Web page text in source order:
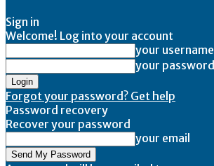
Sign in
Welcome! Log into your account
your username
your password
Forgot your password? Get help
Password recovery
Recover your password
your email